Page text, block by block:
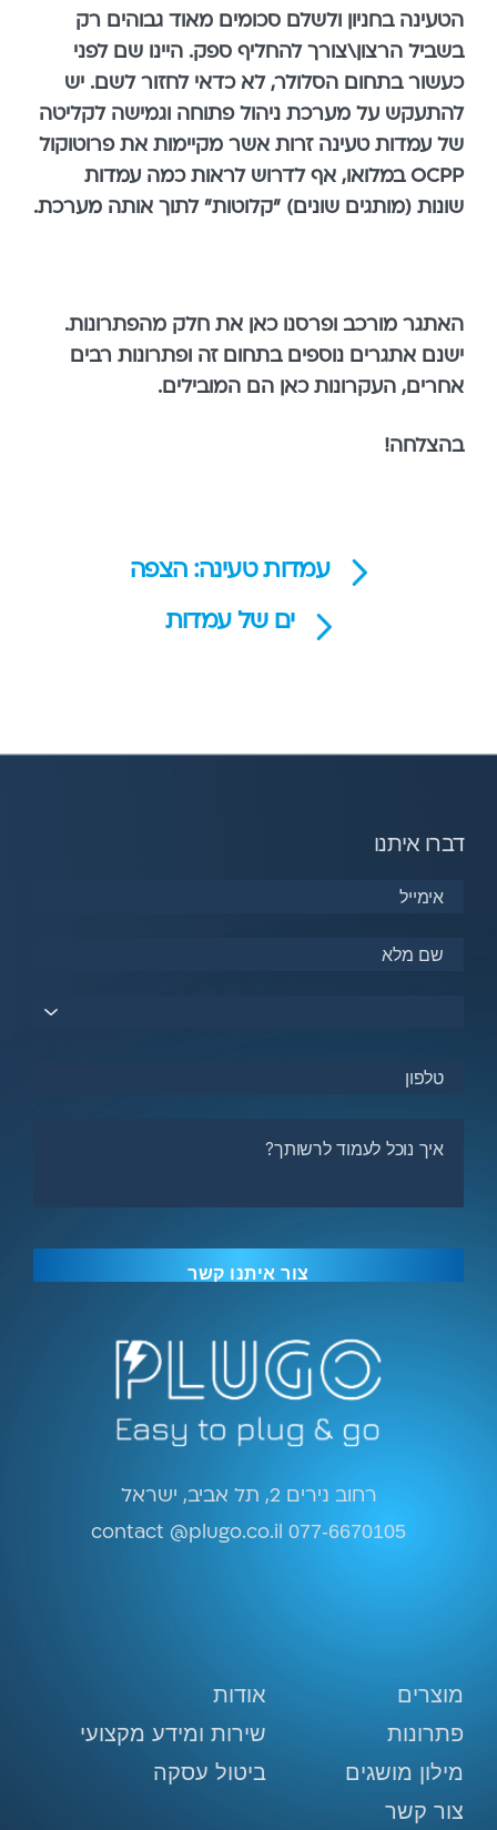
הטעינה בחניון ולשלם סכומים מאוד גבוהים רק
בשביל הרצון\צורך להחליף ספק. היינו שם לפני
כעשור בתחום הסלולר, לא כדאי לחזור לשם. יש
להתעקש על מערכת ניהול פתוחה וגמישה לקליטה
של עמדות טעינה זרות אשר מקיימות את פרוטוקול
OCPP במלואו, אף לדרוש לראות כמה עמדות
שונות (מותגים שונים) "קלוטות" לתוך אותה מערכת.
האתגר מורכב ופרסנו כאן את חלק מהפתרונות.
ישנם אתגרים נוספים בתחום זה ופתרונות רבים
אחרים, העקרונות כאן הם המובילים.
בהצלחה!
עמדות טעינה: הצפה
ים של עמדות
רחוב נירים 2, תל אביב, ישראל
contact @plugo.co.il 077-6670105
מוצרים
אודות
פתרונות
שירות ומידע מקצועי
מילון מושגים
ביטול עסקה
צור קשר
דברו איתנו